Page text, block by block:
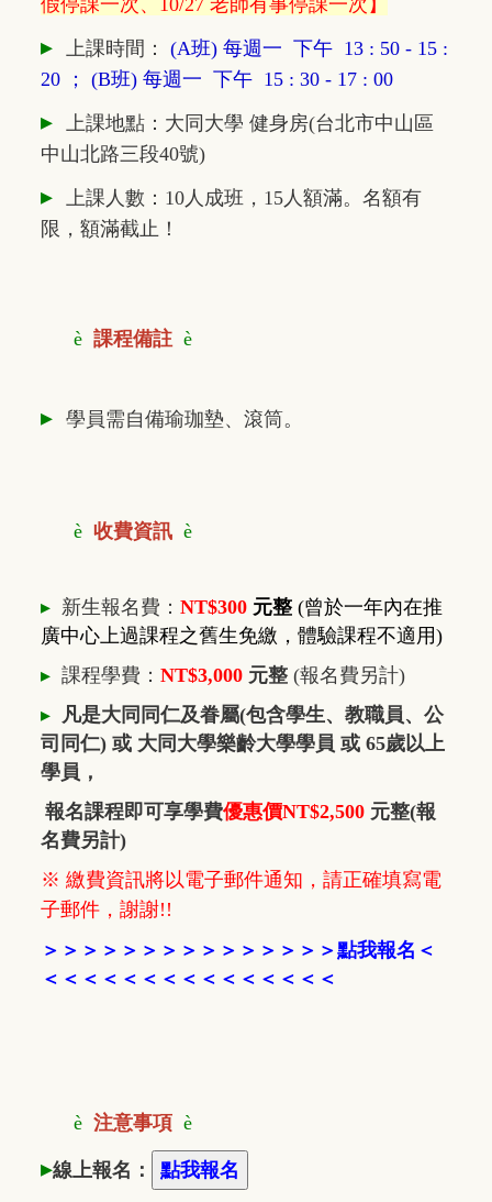
▸ 上課時間：
(A班) 每週一 下午 13 : 50 - 15 :
20 ；
(B班) 每週一 下午 15 : 30 - 17 : 00
▸
上課地點：大同大學 健身房(台北市中山區
中山北路三段40號)
▸
上課人數：10人成班，15人額滿。名額有
限，額滿截止！
è 課程備註 è
▸ 學員需自備瑜珈墊、滾筒。
è 收費資訊 è
▸ 新生報名費： NT$300 元整 (曾於一年內在推
廣中心上過課程之舊生免繳，體驗課程不適用)
▸ 課程學費： NT$3,000 元整 (報名費另計)
▸
凡是大同同仁及眷屬(包含學生、教職員、公
司同仁) 或 大同大學樂齡大學學員 或 65歲以上
學員，
報名課程即可享學費優惠價NT$2,500 元整(報
名費另計)
※ 繳費資訊將以電子郵件通知，請正確填寫電
子郵件，謝謝!!
＞ ＞ ＞ ＞ ＞ ＞ ＞ ＞ ＞ ＞ ＞ ＞ ＞ ＞ ＞點我報名 ＜
＜＜＜ ＜＜＜ ＜ ＜ ＜＜＜ ＜ ＜ ＜ ＜
è 注意事項 è
▸線上報名：